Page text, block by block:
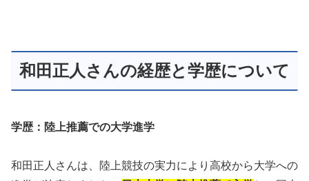
和田正人さんの経歴と学歴について
学歴：陸上推薦での大学進学
和田正人さんは、陸上競技の実力により高校から大学への